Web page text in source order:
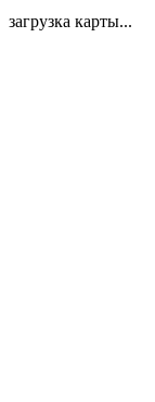
загрузка карты...